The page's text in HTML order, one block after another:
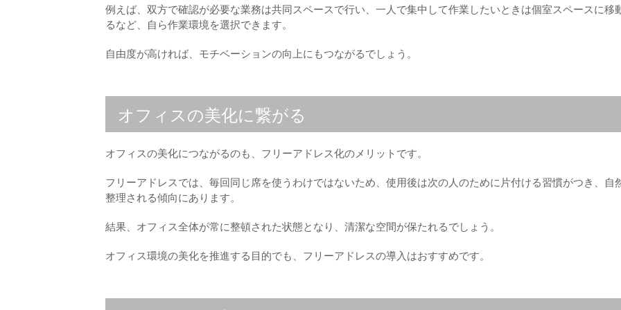
例えば、双方で確認が必要な業務は共同スペースで行い、一人で集中して作業したいときは個室スペースに移
るなど、自ら作業環境を選択できます。
自由度が高ければ、モチベーションの向上にもつながるでしょう。
オフィスの美化に繋がる
オフィスの美化につながるのも、フリーアドレス化のメリットです。
フリーアドレスでは、毎回同じ席を使うわけではないため、使用後は次の人のために片付ける習慣がつき、自
整理される傾向にあります。
結果、オフィス全体が常に整頓された状態となり、清潔な空間が保たれるでしょう。
オフィス環境の美化を推進する目的でも、フリーアドレスの導入はおすすめです。